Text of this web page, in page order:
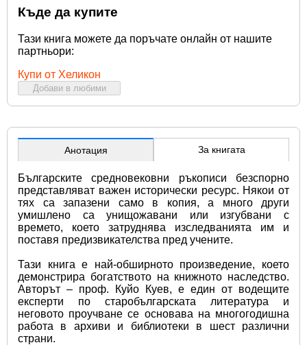
Къде да купите
Тази книга можете да поръчате онлайн от нашите
партньори:
Купи от Хеликон
Добави в любими
Анотация За книгата
Българските средновековни ръкописи безспорно
представляват важен исторически ресурс. Някои от
тях са запазени само в копия, а много други
умишлено са унищожавани или изгубвани с
времето, което затруднява изследванията им и
поставя предизвикателства пред учените.
Тази книга е най-обширното произведение, което
демонстрира богатството на книжното наследство.
Авторът – проф. Куйо Куев, е един от водещите
експерти по старобългарската литература и
неговото проучване се основава на многогодишна
работа в архиви и библиотеки в шест различни
страни.